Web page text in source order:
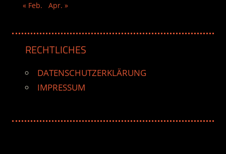
« Feb.
Apr. »
RECHTLICHES
DATENSCHUTZERKLÄRUNG
IMPRESSUM